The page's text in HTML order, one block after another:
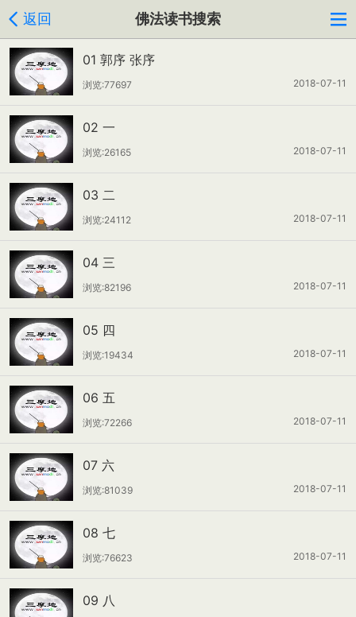
返回 佛法读书搜索
01 郭序 张序
2018-07-11
浏览:77697
02 一
2018-07-11
浏览:26165
03 二
2018-07-11
浏览:24112
04 三
2018-07-11
浏览:82196
05 四
2018-07-11
浏览:19434
06 五
2018-07-11
浏览:72266
07 六
2018-07-11
浏览:81039
08 七
2018-07-11
浏览:76623
09 八